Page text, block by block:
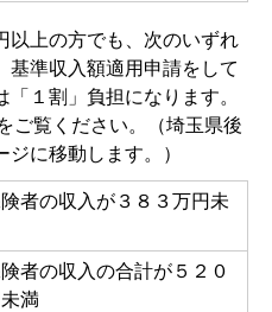
以上の方でも、次のいずれ
基準収入額適用申請をして
１割」負担になります。
ご覧ください。（埼玉県後
に移動します。）
者の収入が３８３万円未
者の収入の合計が５２０
満